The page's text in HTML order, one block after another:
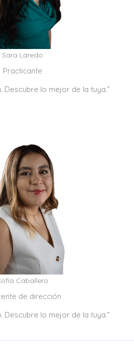
Sara Laredo
Practicante
Descubre lo mejor de la tuya.”
Caballero
de dirección
Descubre lo mejor de la tuya.”